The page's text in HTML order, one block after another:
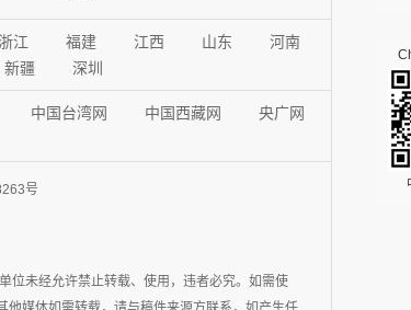
浙江 福建 江西 山东
河南
新疆 深圳
中国台湾网 中国西藏网
央广网
号
位未经允许禁止转载、使用，违者必究。如需使